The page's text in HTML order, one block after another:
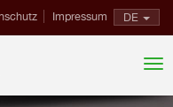
DE
Impressum